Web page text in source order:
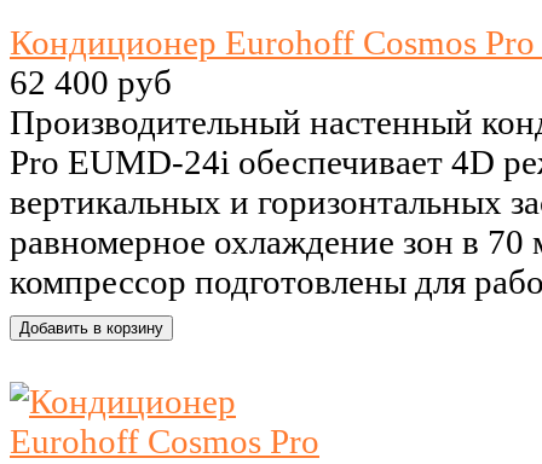
Кондиционер Eurohoff Cosmos
62 400 руб
Производительный настенный
Pro EUMD-24i обеспечивает 4D
вертикальных и горизонтальных
равномерное охлаждение зон в
компрессор подготовлены для